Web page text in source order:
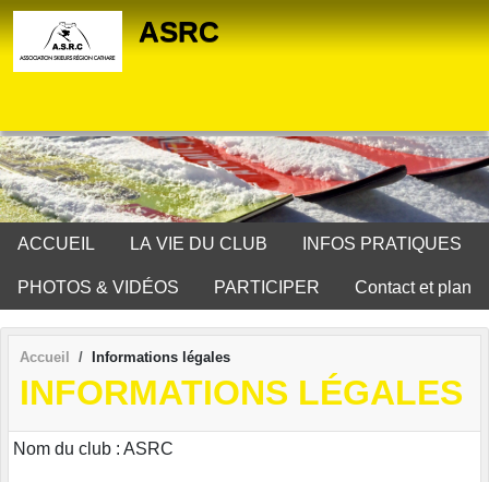
ASRC
ACCUEIL LA VIE DU CLUB INFOS PRATIQUES
PHOTOS & VIDÉOS PARTICIPER Contact et plan
Accueil Informations légales
INFORMATIONS LÉGALES
Nom du club : ASRC
Panneau de gestion des cookies